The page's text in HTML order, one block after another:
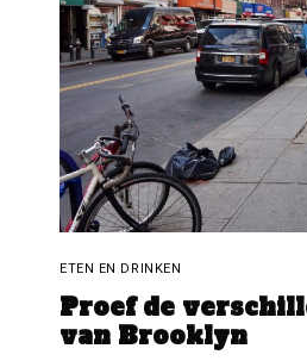
ETEN EN DRINKEN
Proef de
van Brooklyn